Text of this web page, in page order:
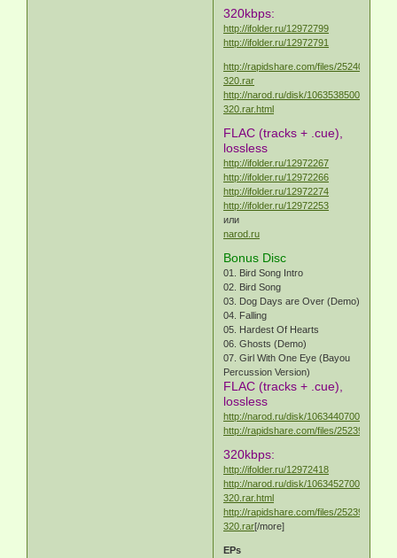
320kbps:
http://ifolder.ru/12972799
http://ifolder.ru/12972791
http://rapidshare.com/files/252405960/
320.rar
http://narod.ru/disk/10635385000/fim1-
320.rar.html
FLAC (tracks + .cue),
lossless
http://ifolder.ru/12972267
http://ifolder.ru/12972266
http://ifolder.ru/12972274
http://ifolder.ru/12972253
или
narod.ru
Bonus Disc
01. Bird Song Intro
02. Bird Song
03. Dog Days are Over (Demo)
04. Falling
05. Hardest Of Hearts
06. Ghosts (Demo)
07. Girl With One Eye (Bayou
Percussion Version)
FLAC (tracks + .cue),
lossless
http://narod.ru/disk/10634407000/
http://rapidshare.com/files/252390133/
320kbps:
http://ifolder.ru/12972418
http://narod.ru/disk/10634527000/CD2-
320.rar.html
http://rapidshare.com/files/252390839/
320.rar[/more]
EPs